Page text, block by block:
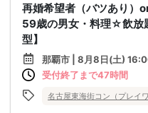
再婚希望者（バツあり）
59歳の男女・料理☆飲放
型】
那覇市 | 8月8日(土)
受付終了まで47時間
名古屋東海街コン（プレイワ